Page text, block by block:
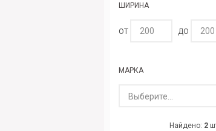
ШИРИНА
ОТ ДО
МАРКА
Выберите...
Найдено: 2